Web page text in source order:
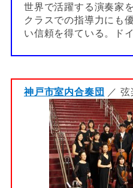
世界で活躍する演奏家
クラスでの指導力にも
い信頼を得ている。ド
神戸市室内合奏団 ／ 弦